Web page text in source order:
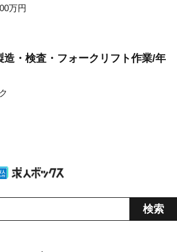
万円
造・検査・フォークリフト作業/年